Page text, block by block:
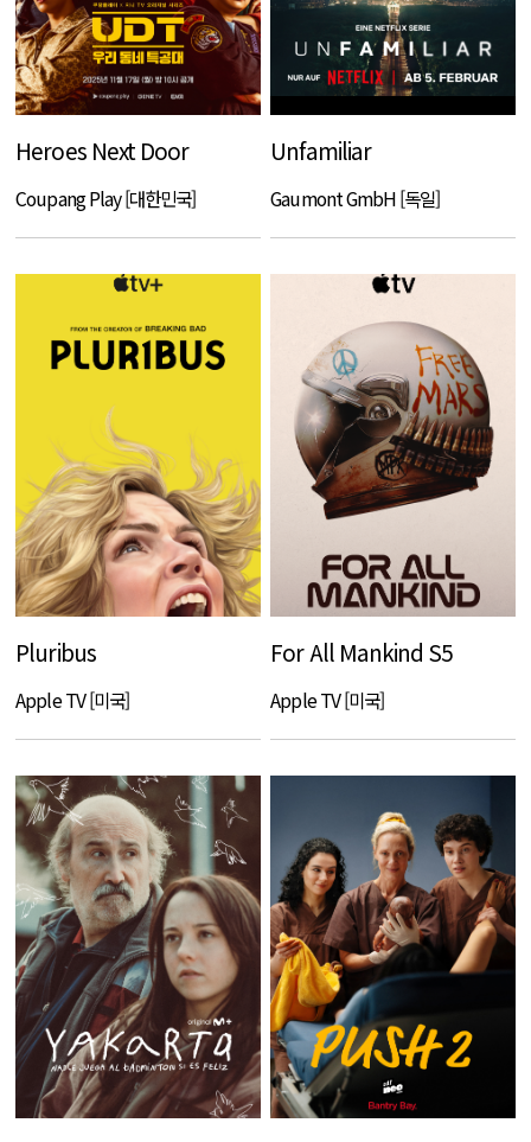
Heroes Next Door
Coupang Play [대한민국]
Unfamiliar
Gaumont GmbH [독일]
Pluribus
Apple TV [미국]
For All Mankind S5
Apple TV [미국]